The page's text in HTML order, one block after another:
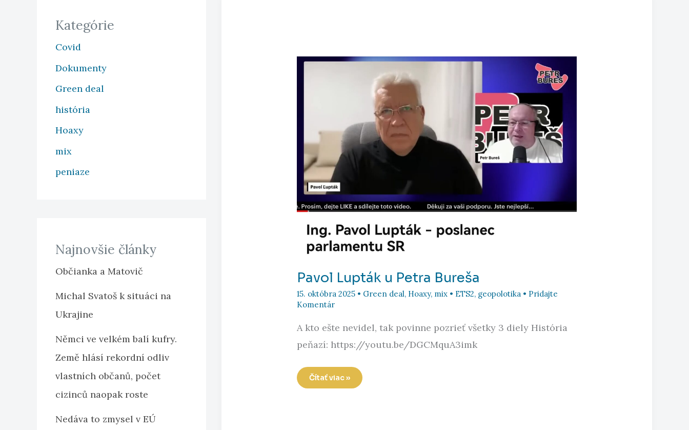
Kategórie
Covid
Dokumenty
Green deal
história
Hoaxy
mix
peniaze
Najnovšie články
Občianka a Matovič
Michal Svatoš k situáci na
Ukrajine
Němci ve velkém balí kufry.
Země hlásí rekordní odliv
vlastních občanů, počet
cizinců naopak roste
Nedáva to zmysel v EÚ
Pavol Lupták u Petra Bureša
15. októbra 2025 • Green deal, Hoaxy, mix • ETS2, geopolotika • Pridajte
Komentár
A kto ešte nevidel, tak povinne pozrieť všetky 3 diely História
peňazí: https://youtu.be/DGCMquA3imk
Pavol
Čítať viac »